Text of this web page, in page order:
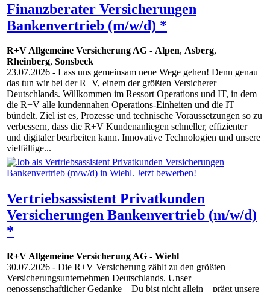
Finanzberater Versicherungen
Bankenvertrieb (m/w/d) *
R+V Allgemeine Versicherung AG - Alpen, Asberg,
Rheinberg, Sonsbeck
23.07.2026 - Lass uns gemeinsam neue Wege gehen! Denn genau
das tun wir bei der R+V, einem der größten Versicherer
Deutschlands. Willkommen im Ressort Operations und IT, in dem
die R+V alle kundennahen Operations-Einheiten und die IT
bündelt. Ziel ist es, Prozesse und technische Voraussetzungen so zu
verbessern, dass die R+V Kundenanliegen schneller, effizienter
und digitaler bearbeiten kann. Innovative Techno­logien und unsere
vielfältige...
Vertriebsassistent Privatkunden
Versicherungen Bankenvertrieb (m/w/d)
*
R+V Allgemeine Versicherung AG - Wiehl
30.07.2026 - Die R+V Versicherung zählt zu den größten
Versicherungsunternehmen Deutschlands. Unser
genossenschaftlicher Gedanke – Du bist nicht allein – prägt unsere